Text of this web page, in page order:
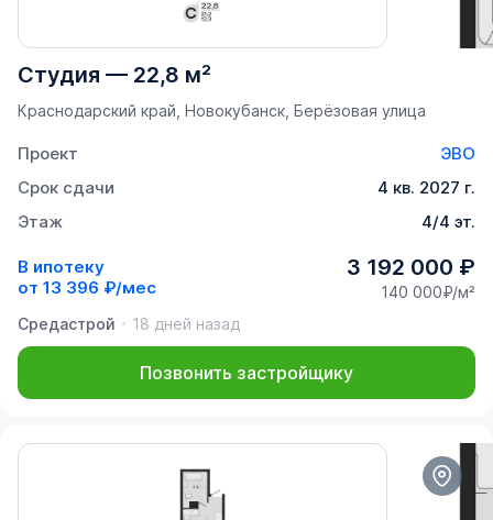
Студия — 22,8 м²
Краснодарский край, Новокубанск, Берёзовая улица
Проект
ЭВО
Срок сдачи
4 кв. 2027 г.
Этаж
4/4 эт.
В ипотеку
от 13 396 ₽/мес
3 192 000 ₽
140 000₽/м²
Средастрой
18 дней назад
Позвонить застройщику